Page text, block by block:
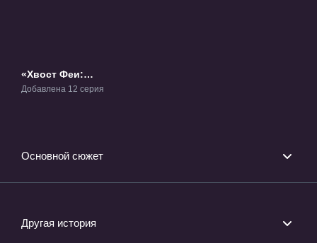
«Хвост Феи:
Начало» ТВ-1
Добавлена 12 серия
Основной сюжет
Другая история